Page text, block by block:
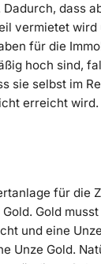
dass
vermietet
für die
hoch sind,
sie selbst im
erreicht wird.
für die
Gold
und eine
Unze Gold.